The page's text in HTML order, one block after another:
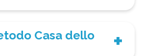
Casa dello